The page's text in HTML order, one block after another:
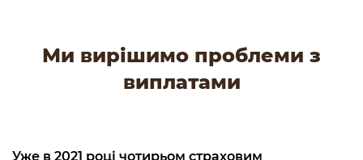
Ми вирішимо проблеми з
виплатами
Уже в 2021 році чотирьом страховим